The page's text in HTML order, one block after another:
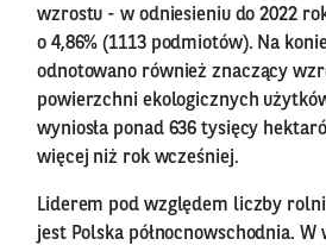
wzrostu - w odniesieniu do 2022
o 4,86% (1113 podmiotów). Na
odnotowano również znaczący
powierzchni ekologicznych
wyniosła ponad 636 tysięcy
więcej niż rok wcześniej.
Liderem pod względem liczby
jest Polska północnowschodnia.